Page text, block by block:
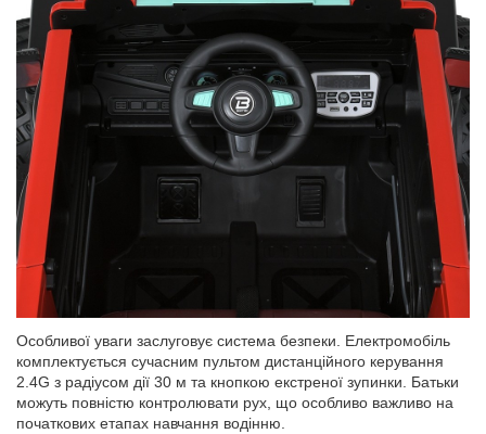
Особливої уваги заслуговує система безпеки. Електромобіль
комплектується сучасним пультом дистанційного керування
2.4G з радіусом дії 30 м та кнопкою екстреної зупинки. Батьки
можуть повністю контролювати рух, що особливо важливо на
початкових етапах навчання водінню.